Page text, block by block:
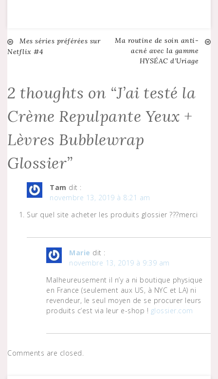
mois que je m'y tiens
rigoureusement et
Navigation
l’article
Mes séries préférées sur
Netflix #4
Ma routine de soin anti-
acné avec la gamme
HYSÉAC d’Uriage
2 thoughts on “J’ai testé la
Crème Repulpante Yeux +
Lèvres Bubblewrap
Glossier”
Tam dit :
novembre 13, 2019 à 8:21 am
Sur quel site acheter les produits glossier ???merci
Marie dit :
novembre 13, 2019 à 9:39 am
Malheureusement il n’y a ni boutique physique
en France (seulement aux US, à NYC et LA) ni
revendeur, le seul moyen de se procurer leurs
produits c’est via leur e-shop ! glossier.com
Comments are closed.